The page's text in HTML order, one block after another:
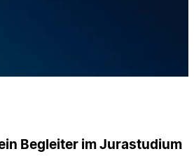
Begleiter im Jurastudium